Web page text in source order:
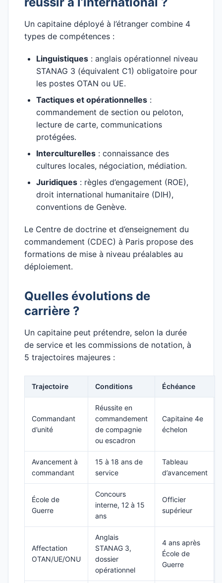
Un capitaine déployé à l’étranger combine 4
types de compétences :
Linguistiques : anglais opérationnel niveau
STANAG 3 (équivalent C1) obligatoire pour
les postes OTAN ou UE.
Tactiques et opérationnelles :
commandement de section ou peloton,
lecture de carte, communications
protégées.
Interculturelles : connaissance des
cultures locales, négociation, médiation.
Juridiques : règles d’engagement (ROE),
droit international humanitaire (DIH),
conventions de Genève.
Le Centre de doctrine et d’enseignement du
commandement (CDEC) à Paris propose des
formations de mise à niveau préalables au
déploiement.
Quelles évolutions de
carrière ?
Un capitaine peut prétendre, selon la durée
de service et les commissions de notation, à
5 trajectoires majeures :
Trajectoire Conditions Échéance
Commandant
d’unité
Réussite en
commandement
de compagnie
ou escadron
Capitaine 4e
échelon
Avancement à
commandant
15 à 18 ans de
service
Tableau
d’avancement
École de
Guerre
Concours
interne, 12 à 15
ans
Officier
supérieur
Affectation
OTAN/UE/ONU
Anglais
STANAG 3,
dossier
opérationnel
4 ans après
École de
Guerre